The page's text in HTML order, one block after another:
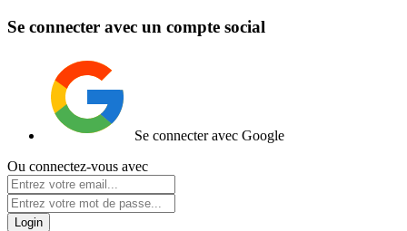
Se connecter avec un compte social
Se connecter avec Google
Ou connectez-vous avec
Login